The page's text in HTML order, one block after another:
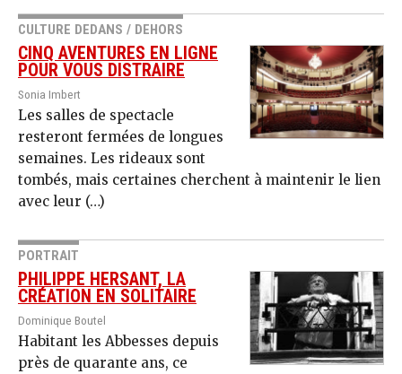
CULTURE DEDANS / DEHORS
CINQ AVENTURES EN LIGNE
POUR VOUS DISTRAIRE
Sonia Imbert
Les salles de spectacle
resteront fermées de longues
semaines. Les rideaux sont
tombés, mais certaines cherchent à maintenir le lien
avec leur (…)
PORTRAIT
PHILIPPE HERSANT, LA
CRÉATION EN SOLITAIRE
Dominique Boutel
Habitant les Abbesses depuis
près de quarante ans, ce